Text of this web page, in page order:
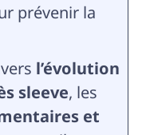
prévenir la
l’évolution
sleeve, les
et